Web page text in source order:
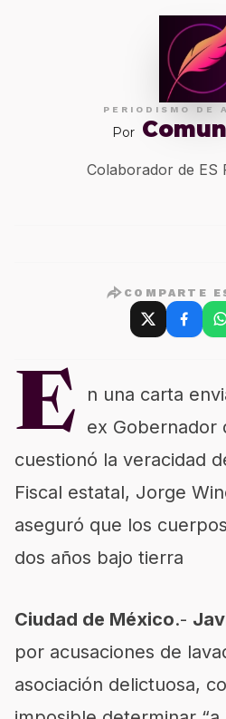
PERIODISMO DE
Por
Colaborador de ES
COMPARTE
E
n una carta
ex Gobernador
cuestionó la veracidad
Fiscal estatal, Jorge
aseguró que los
dos años bajo tierra
Ciudad de México.-
por acusaciones de
asociación delictuosa,